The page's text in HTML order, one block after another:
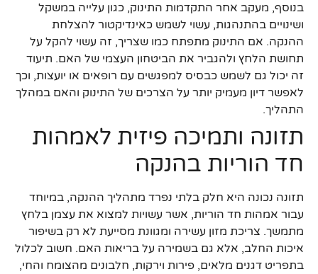
בנוסף, מעקב אחר התקדמות התינוק, כגון עלייה במשקל
ושינויים בהתנהגות, עשוי לשמש כאינדיקטור להצלחת
ההנקה. אם התינוק מתפתח כמו שצריך, זה עשוי להקל על
תחושת הלחץ ולהגביר את הביטחון העצמי של האם. תיעוד
זה יכול גם לשמש כבסיס למפגשים עם רופאים או יועצות, וכך
לאפשר דיון מעמיק יותר על הצרכים של התינוק והאם במהלך
התהליך.
תזונה ותמיכה פיזית לאמהות
חד הוריות בהנקה
תזונה נכונה היא חלק בלתי נפרד מתהליך ההנקה, במיוחד
עבור אמהות חד הוריות, אשר עשויות למצוא את עצמן בלחץ
מתמשך. צריכת מזון עשירה ומגוונת מסייעת לא רק בשיפור
איכות החלב, אלא גם בשמירה על בריאות האם. חשוב לכלול
בתפריט דגנים מלאים, פירות וירקות, חלבונים מהצומח והחי,